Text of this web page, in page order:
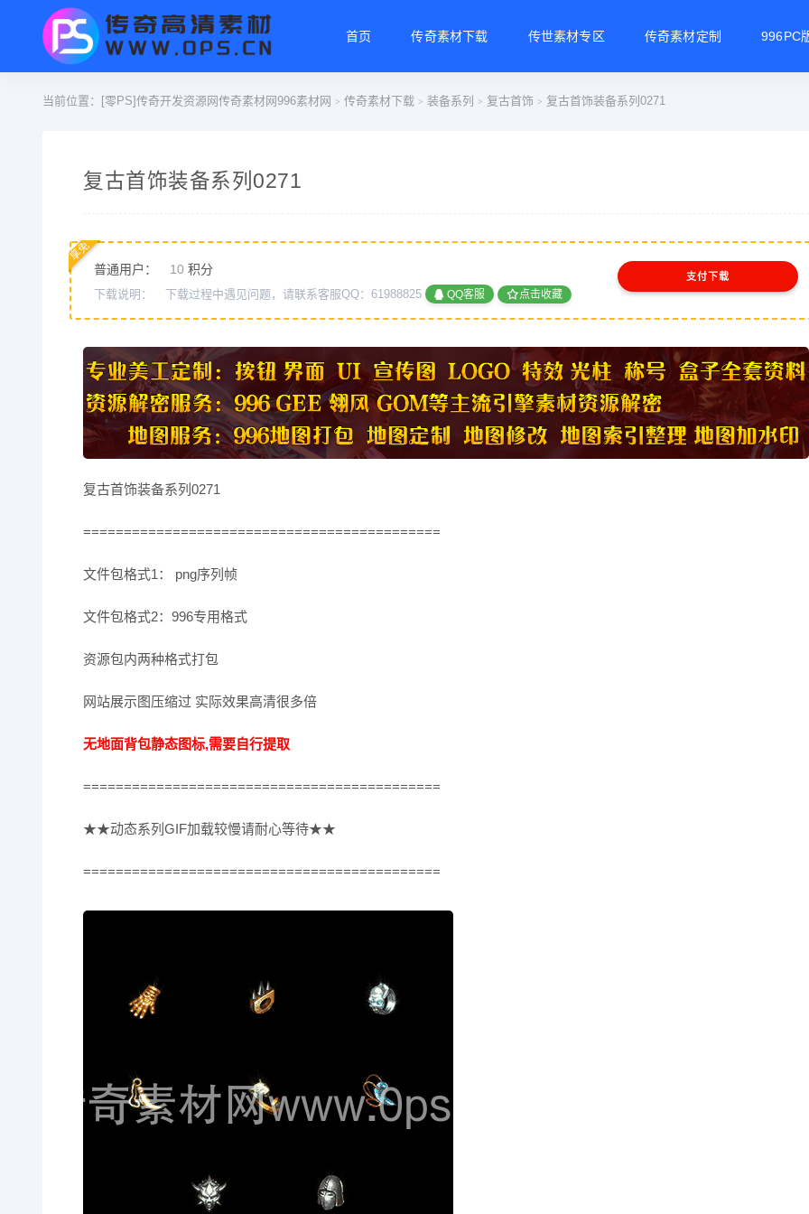
首页 传奇素材下载 传世素材专区 传奇素材定制 996PC
当前位置： [零PS]传奇开发资源网传奇素材网996素材网 > 传奇素材下载 > 装备系列 > 复古首饰 > 复古首饰装备系列0271
复古首饰装备系列0271
普通用户： 10 积分
享免
支付下载
下载说明： 下载过程中遇见问题，请联系客服QQ：61988825 QQ客服 点击收藏
复古首饰装备系列0271
============================================
文件包格式1： png序列帧
文件包格式2：996专用格式
资源包内两种格式打包
网站展示图压缩过 实际效果高清很多倍
无地面背包静态图标,需要自行提取
============================================
★★动态系列GIF加载较慢请耐心等待★★
============================================